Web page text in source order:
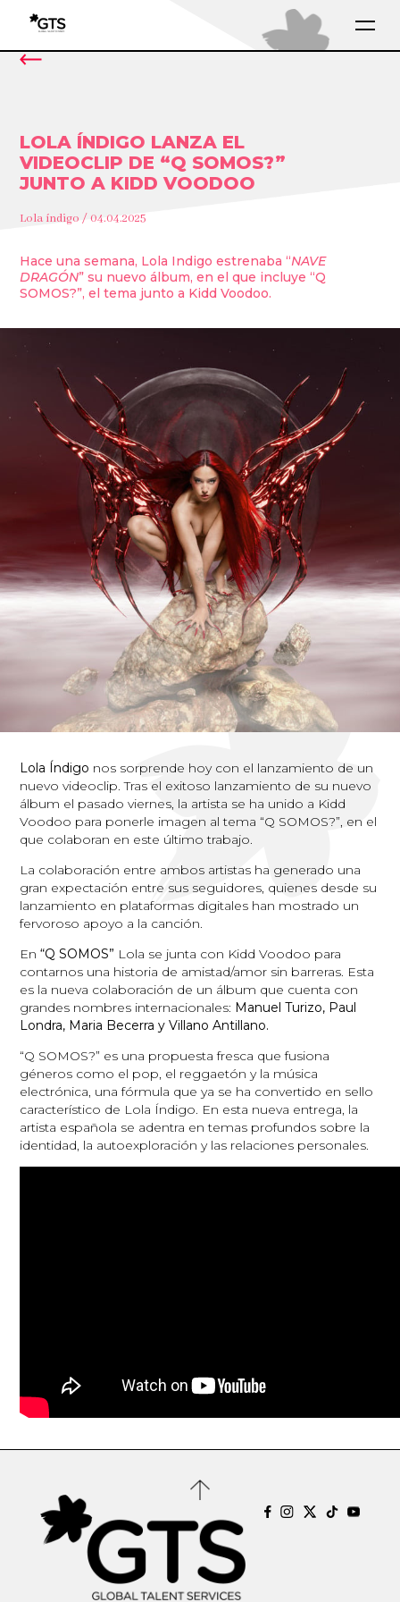
LOLA ÍNDIGO LANZA EL
VIDEOCLIP DE “Q SOMOS?”
JUNTO A KIDD VOODOO
Lola índigo / 04.04.2025
Hace una semana, Lola Indigo estrenaba “NAVE
DRAGÓN” su nuevo álbum, en el que incluye “Q
SOMOS?”, el tema junto a Kidd Voodoo.
Lola Índigo nos sorprende hoy con el lanzamiento de un
nuevo videoclip. Tras el exitoso lanzamiento de su nuevo
álbum el pasado viernes, la artista se ha unido a Kidd
Voodoo para ponerle imagen al tema “Q SOMOS?”, en el
que colaboran en este último trabajo.
La colaboración entre ambos artistas ha generado una
gran expectación entre sus seguidores, quienes desde su
lanzamiento en plataformas digitales han mostrado un
fervoroso apoyo a la canción.
En “Q SOMOS” Lola se junta con Kidd Voodoo para
contarnos una historia de amistad/amor sin barreras. Esta
es la nueva colaboración de un álbum que cuenta con
grandes nombres internacionales: Manuel Turizo, Paul
Londra, Maria Becerra y Villano Antillano.
“Q SOMOS?” es una propuesta fresca que fusiona
géneros como el pop, el reggaetón y la música
electrónica, una fórmula que ya se ha convertido en sello
característico de Lola Índigo. En esta nueva entrega, la
artista española se adentra en temas profundos sobre la
identidad, la autoexploración y las relaciones personales.